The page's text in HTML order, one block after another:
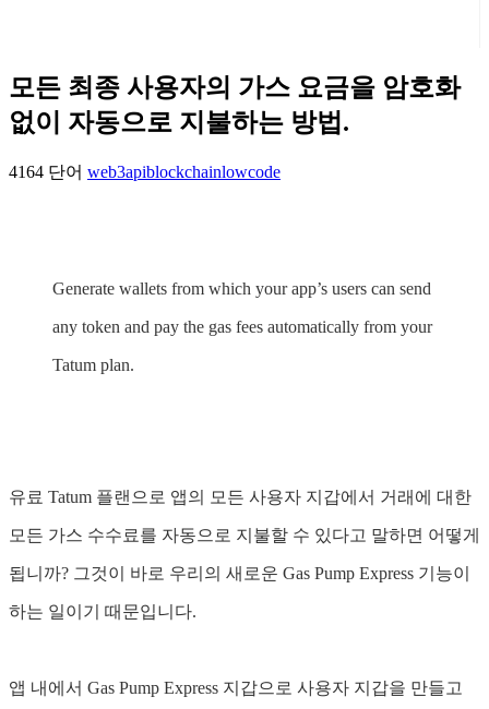
모든 최종 사용자의 가스 요금을 암호화
없이 자동으로 지불하는 방법.
4164 단어 web3apiblockchainlowcode
Generate wallets from which your app’s users can send
any token and pay the gas fees automatically from your
Tatum plan.
유료 Tatum 플랜으로 앱의 모든 사용자 지갑에서 거래에 대한
모든 가스 수수료를 자동으로 지불할 수 있다고 말하면 어떻게
됩니까? 그것이 바로 우리의 새로운 Gas Pump Express 기능이
하는 일이기 때문입니다.
앱 내에서 Gas Pump Express 지갑으로 사용자 지갑을 만들고